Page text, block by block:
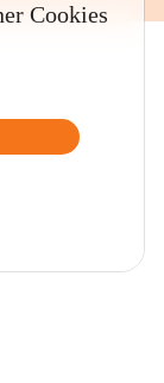
Cookies